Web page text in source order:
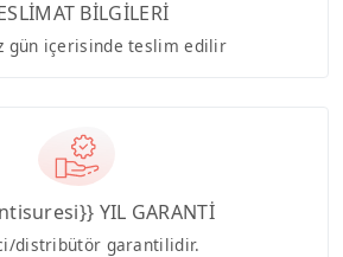
BİLGİLERİ
gün içerisinde teslim edilir
YIL GARANTİ
distribütör garantilidir.